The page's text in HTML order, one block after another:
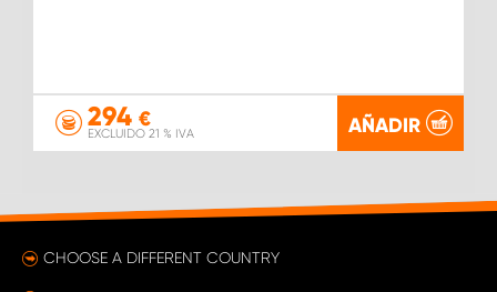
294 €
EXCLUIDO 21 % IVA AÑADIR
CHOOSE A DIFFERENT COUNTRY